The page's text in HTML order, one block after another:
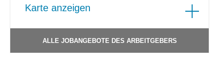
Karte anzeigen
ALLE JOBANGEBOTE DES ARBEITGEBERS